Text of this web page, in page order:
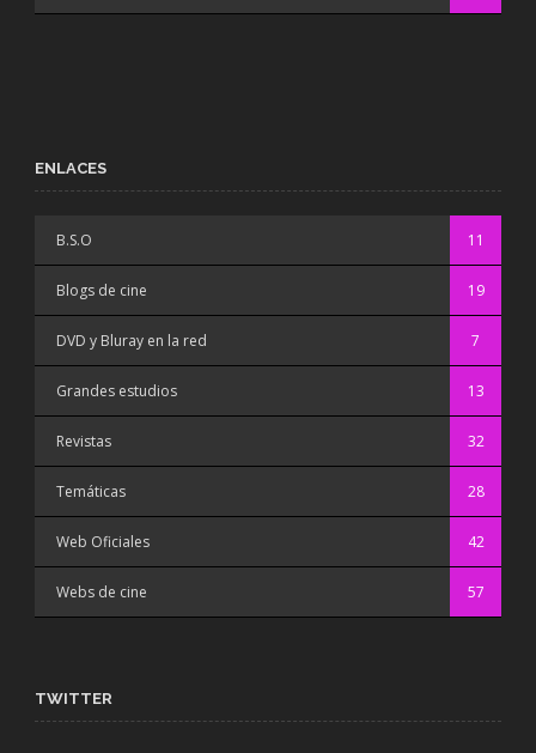
ENLACES
B.S.O 11
Blogs de cine 19
DVD y Bluray en la red 7
Grandes estudios 13
Revistas 32
Temáticas 28
Web Oficiales 42
Webs de cine 57
TWITTER